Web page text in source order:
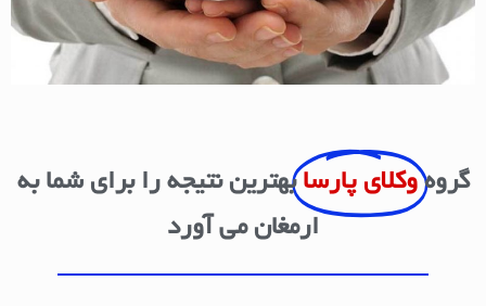
گروه وکلای پارسا بهترین نتیجه را برای شما به
ارمغان می آورد